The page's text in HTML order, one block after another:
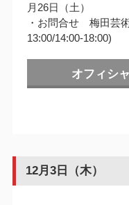
月26日（土）
・お問合せ 梅田芸
13:00/14:00-18:00)
オフィシ
12月3日（木）